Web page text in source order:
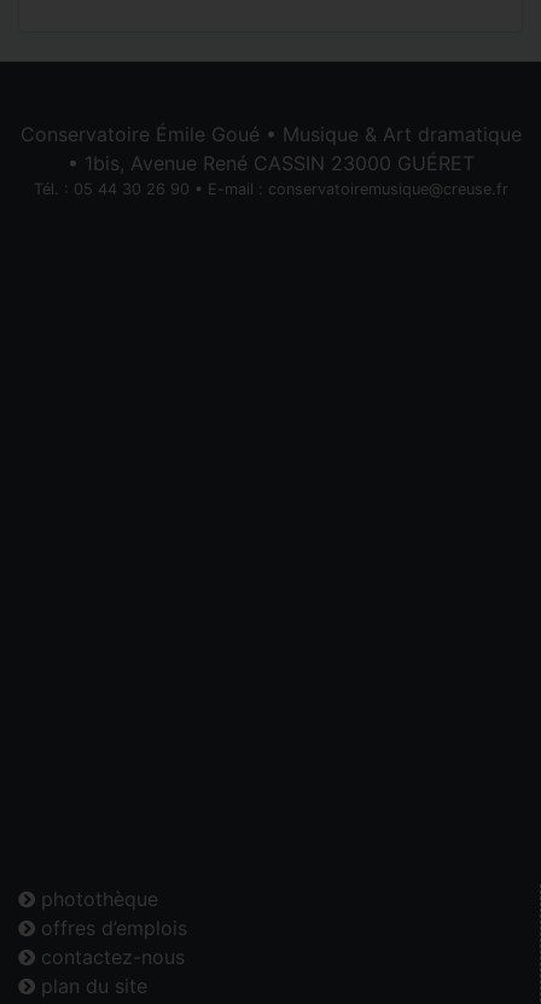
Conservatoire Émile Goué • Musique & Art dramatique
• 1bis, Avenue René CASSIN 23000 GUÉRET
Tél. : 05 44 30 26 90 • E-mail : conservatoiremusique@creuse.fr
photothèque
offres d’emplois
contactez-nous
plan du site